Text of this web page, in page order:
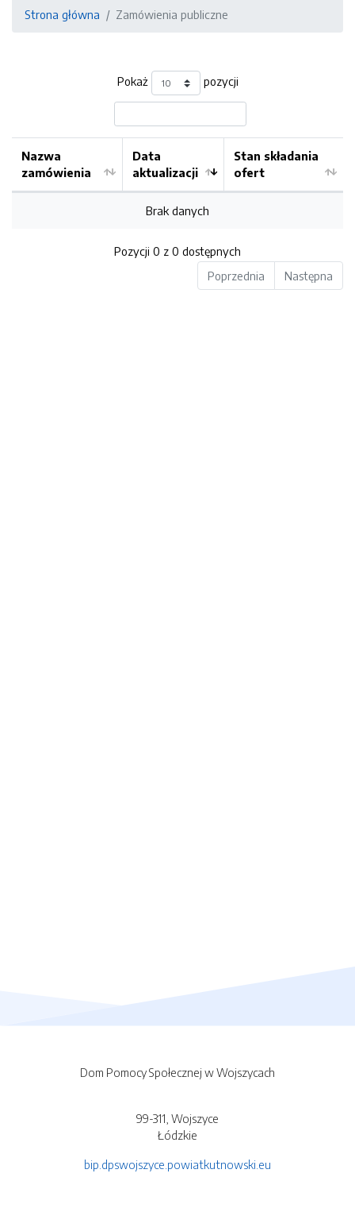
Strona główna Zamówienia publiczne
Pokaż pozycji
Nazwa
zamówienia
Data
aktualizacji
Stan składania
ofert
Brak danych
Pozycji 0 z 0 dostępnych
Poprzednia
Następna
Dom Pomocy Społecznej w Wojszycach
99-311, Wojszyce
Łódzkie
bip.dpswojszyce.powiatkutnowski.eu